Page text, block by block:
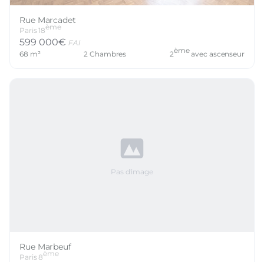
Rue Marcadet
Paris18ème
599 000€ FAI
68 m² 2 Chambres 2èmeavec ascenseur
Pas d'image
Rue Marbeuf
Paris8ème